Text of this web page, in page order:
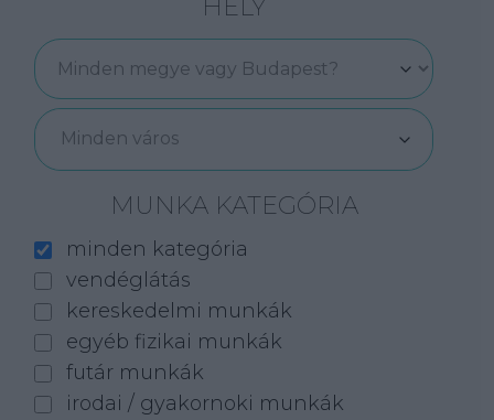
HELY
Minden város
MUNKA KATEGÓRIA
minden kategória
vendéglátás
kereskedelmi munkák
egyéb fizikai munkák
futár munkák
irodai / gyakornoki munkák